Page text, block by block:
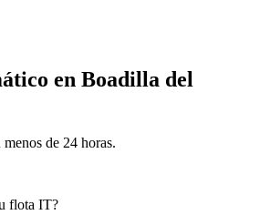
en Boadilla del
de 24 horas.
flota IT?